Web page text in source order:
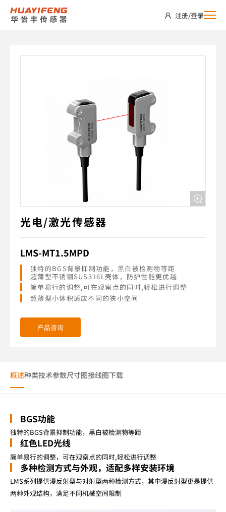
LMS-
MT1.5MPD
注册/登录
光电/激光传感器
LMS-MT1.5MPD
独特的BGS背景抑制功能，黑白被检测物等距
超薄型不锈钢SUS316L壳体，防护性能更优越
简单易行的调整,可在观察点的同时,轻松进行调整
超薄型小体积适应不同的狭小空间
产品咨询
概述种类技术参数尺寸图接线图下载
BGS功能
独特的BGS背景抑制功能，黑白被检测物等距
红色LED光线
简单易行的调整，可在观察点的同时,轻松进行调整
多种检测方式与外观，适配多样安装环境
LMS系列提供漫反射型与对射型两种检测方式，其中漫反射型更是提供
两种外观结构，满足不同机械空间限制